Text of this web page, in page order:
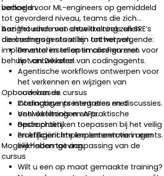
verhogen.
bedoeld voor ML-engineers op gemiddeld
tot gevorderd niveau, teams die zich
bezighouden met ontwikkeltools en SRE’s
die codingagents willen ontwerpen,
implementeren en optimaliseren met
behulp van Devstral.
Aan het einde van deze training zullen
deelnemers in staat zijn tot het volgende:
Devstral instellen en configureren voor
het ontwikkelen van codingagents.
Agentische workflows ontwerpen voor
het verkennen en wijzigen van
codebases.
Codingagents integreren met
ontwikkeltools en APIs.
Beste praktijken toepassen bij het veilig
en efficiënt implementeren van agents.
Opbouw van de cursus
Interactieve presentaties en discussies.
Veel oefeningen en praktische
opdrachten.
Praktijkgerichte implementatie in een
live-labomgeving.
Mogelijkheden tot aanpassing van de
cursus
Wilt u een op maat gemaakte training?